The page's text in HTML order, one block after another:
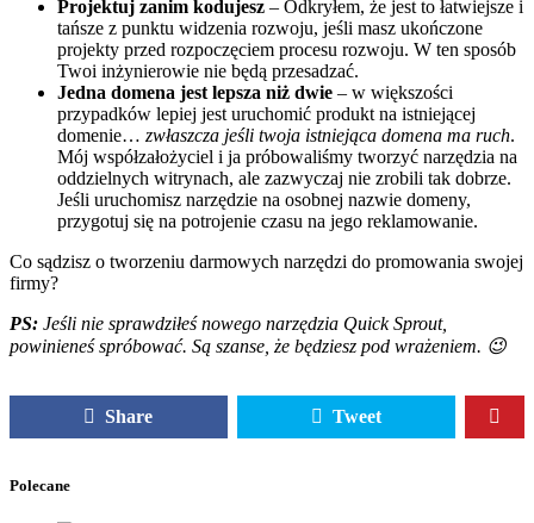
Projektuj zanim kodujesz – Odkryłem, że jest to łatwiejsze i
tańsze z punktu widzenia rozwoju, jeśli masz ukończone
projekty przed rozpoczęciem procesu rozwoju. W ten sposób
Twoi inżynierowie nie będą przesadzać.
Jedna domena jest lepsza niż dwie – w większości
przypadków lepiej jest uruchomić produkt na istniejącej
domenie… zwłaszcza jeśli twoja istniejąca domena ma ruch.
Mój współzałożyciel i ja próbowaliśmy tworzyć narzędzia na
oddzielnych witrynach, ale zazwyczaj nie zrobili tak dobrze.
Jeśli uruchomisz narzędzie na osobnej nazwie domeny,
przygotuj się na potrojenie czasu na jego reklamowanie.
Co sądzisz o tworzeniu darmowych narzędzi do promowania swojej
firmy?
PS: Jeśli nie sprawdziłeś nowego narzędzia Quick Sprout,
powinieneś spróbować. Są szanse, że będziesz pod wrażeniem. 😉
Share Tweet
Polecane